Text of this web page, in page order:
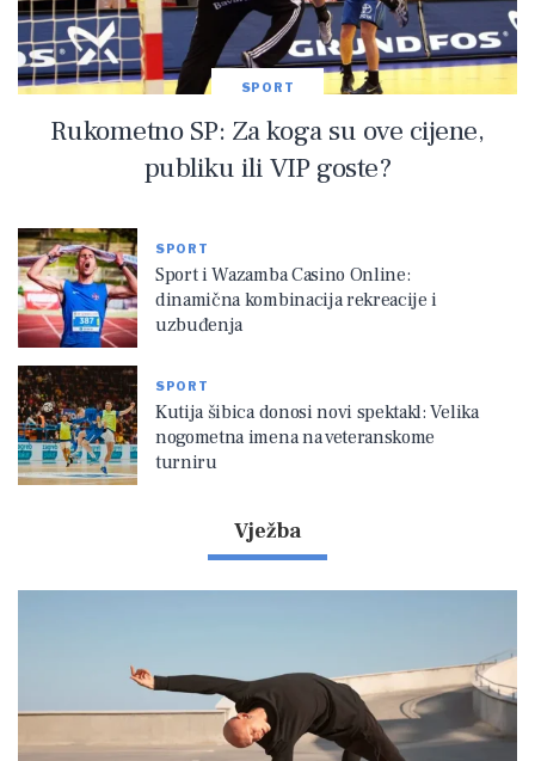
SPORT
Rukometno SP: Za koga su ove cijene,
publiku ili VIP goste?
SPORT
Sport i Wazamba Casino Online:
dinamična kombinacija rekreacije i
uzbuđenja
SPORT
Kutija šibica donosi novi spektakl: Velika
nogometna imena na veteranskome
turniru
Vježba